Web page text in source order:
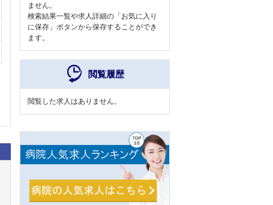
ません。
検索結果一覧や求人詳細の「お気に入り
に保存」ボタンから保存することができ
ます。
閲覧履歴
閲覧した求人はありません。